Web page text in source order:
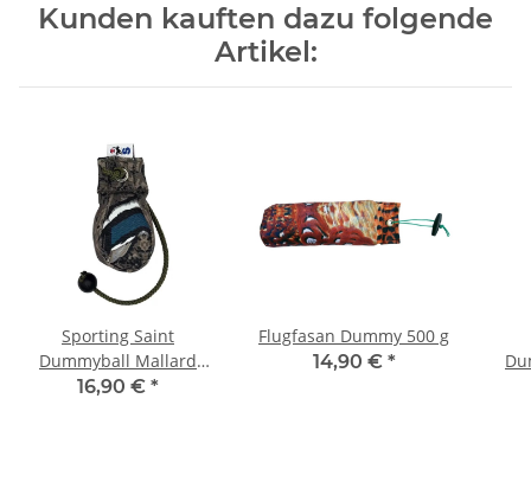
Kunden kauften dazu folgende
Artikel:
Sporting Saint
Dummyball Mallard
200g
16,90 € *
Flugfasan Dummy 500 g
14,90 € *